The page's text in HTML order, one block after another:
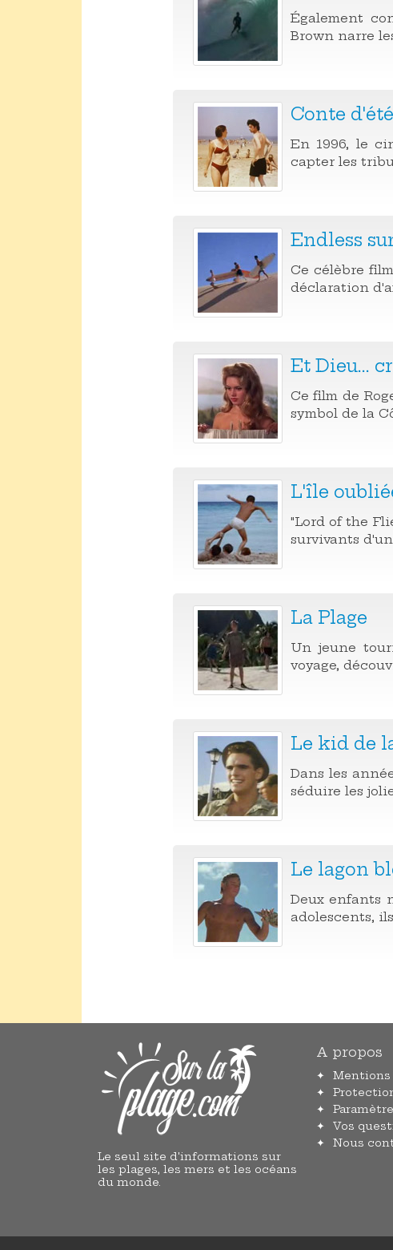
Également
Brown narre
Conte d'été
En 1996, le
capter les
Endless
Ce célèbre
déclaration
Et Dieu...
Ce film de
symbol de la
L'île
"Lord of the
survivants
La Plage
Un jeune
voyage,
Le kid de
Dans les
séduire les
Le lagon
Deux enfants
adolescents,
Le seul site d'informations sur
les plages, les mers et les océans
du monde.
A propos
Mentions
Vos
Nous